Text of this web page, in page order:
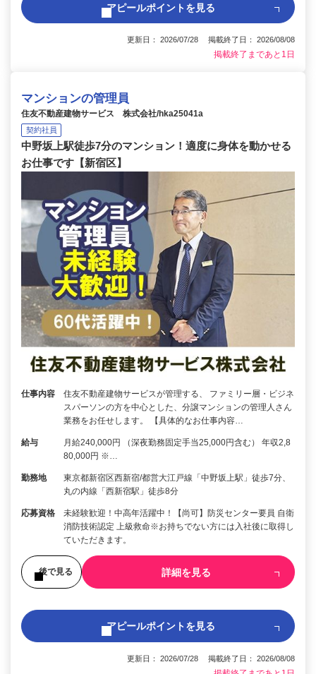
アピールポイントを見る
更新日： 2026/07/28 掲載終了日： 2026/08/08
掲載終了まであと1日
マンションの管理員
住友不動産建物サービス 株式会社/hka25041a
契約社員
中野坂上駅徒歩7分のマンション！適度に身体を動かせる
お仕事です【新宿区】
仕事内容
住友不動産建物サービスが管理する、 ファミリー層・ビジネ
スパーソンの方を中心とした、分譲マンションの管理人さん
業務をお任せします。 【具体的なお仕事内容…
給与
月給240,000円 （深夜勤務固定手当25,000円含む） 年収2,8
80,000円 ※…
勤務地
東京都新宿区西新宿/都営大江戸線「中野坂上駅」徒歩7分、
丸の内線「西新宿駅」徒歩8分
応募資格
未経験歓迎！中高年活躍中！【尚可】防災センター要員 自衛
消防技術認定 上級救命※お持ちでない方には入社後に取得し
ていただきます。
後で見る 詳細を見る
アピールポイントを見る
更新日： 2026/07/28 掲載終了日： 2026/08/08